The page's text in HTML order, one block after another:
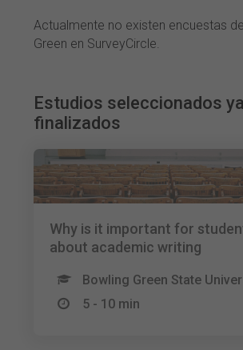
Actualmente no existen encuestas
Green en SurveyCircle.
Estudios seleccionados ya
finalizados
Why is it important for
about academic writing
Bowling Green State
5 - 10 min